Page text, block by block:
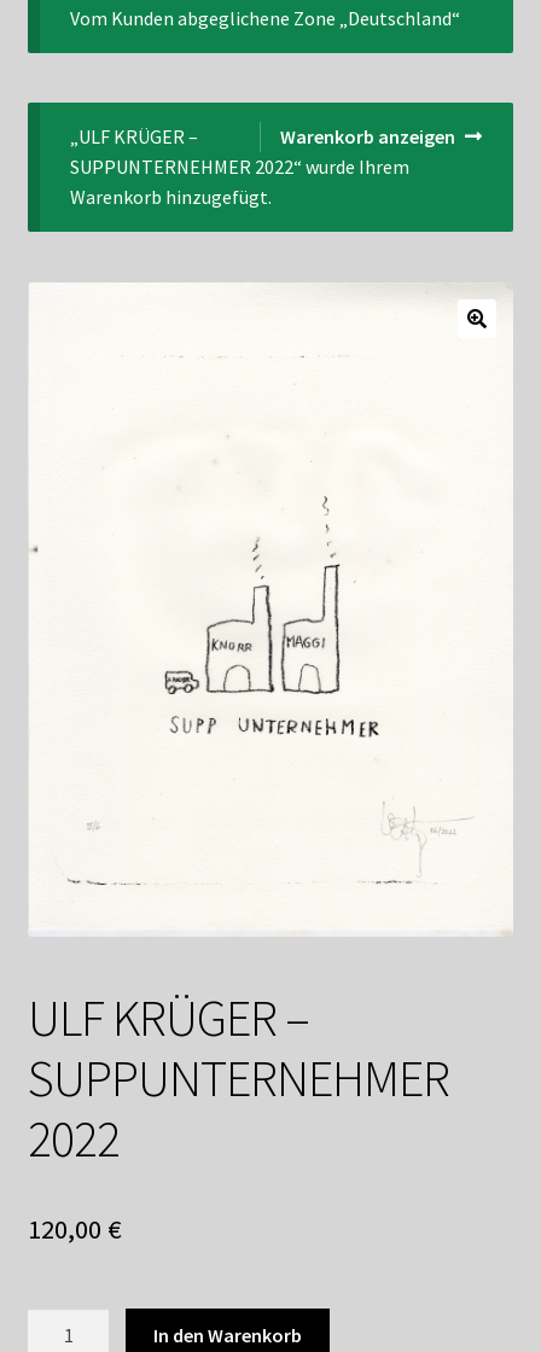
Datenschutzerklärung
Kasse
Mein Konto
Shop
Versandkosten / Lieferung
Vom Kunden abgeglichene Zone „Deutschland“
Warenkorb anzeigen
„ULF KRÜGER –
SUPPUNTERNEHMER 2022“ wurde Ihrem
Warenkorb hinzugefügt.
ULF KRÜGER –
SUPPUNTERNEHMER
2022
120,00 €
In den Warenkorb